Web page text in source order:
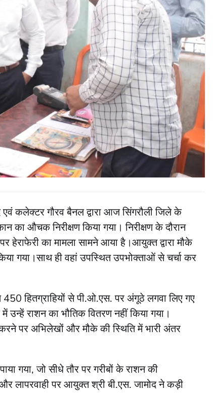
एवं कलेक्टर गौरव बैनल द्वारा आज सिंगरौली जिले के
का औचक निरीक्षण किया गया। निरीक्षण के दौरान
हेराफेरी का मामला सामने आया है।आयुक्त द्वारा मौके
गया।साथ ही वहां उपस्थित उपभोक्ताओं से चर्चा कर
450 हितग्राहियों से पी.ओ.एस. पर अंगूठे लगवा लिए गए
राशन का भौतिक वितरण नहीं किया गया।
पर अभिलेखों और मौके की स्थिति में भारी अंतर
गया, जो सीधे तौर पर गरीबों के राशन की
और लापरवाही पर आयुक्त श्री बी.एस. जामोद ने कड़ी